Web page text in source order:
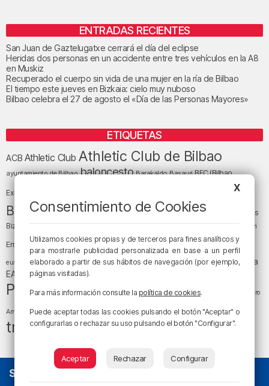
ENTRADAS RECIENTES
San Juan de Gaztelugatxe cerrará el día del eclipse
Heridas dos personas en un accidente entre tres vehículos en la A8
en Muskiz
Recuperado el cuerpo sin vida de una mujer en la ría de Bilbao
El tiempo este jueves en Bizkaia: cielo muy nuboso
Bilbao celebra el 27 de agosto el «Día de las Personas Mayores»
ETIQUETAS
ACB Athletic Club Athletic Club de Bilbao
ayuntamiento de Bilbao baloncesto Barakaldo Basauri BEC (Bilbao
Exhibition Center) Bizkaia
Bizkaia y sus comarcas Copa del Rey cultura
Cáritas
Bizkaia
Deusto Diócesis de Bilbao Egunon Bizkaia el tiempo Enkarterri
Ernesto Valverde Ertzaintza Euskadi (País Vasco)
euskera fiestas fútbol Gobierno vasco juanma jubera LaLiga LaLiga
EA Sports Liga Endesa
Política religión San Mamés sociedadsucesos Teatro
Arriaga tiempotiempo atmosféricotráfico
tráfico en Bizkaia
SOBRE NOSOTROS
X
Consentimiento de Cookies
Utilizamos cookies propias y de terceros para fines analíticos y
para mostrarle publicidad personalizada en base a un perfil
elaborado a partir de sus hábitos de navegación (por ejemplo,
páginas visitadas).
Para más información consulte la política de cookies.
Puede aceptar todas las cookies pulsando el botón "Aceptar" o
configurarlas o rechazar su uso pulsando el botón "Configurar".
Aceptar Rechazar Configurar